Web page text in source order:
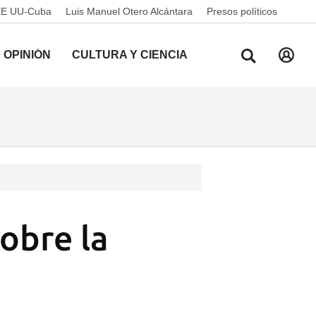
UU-Cuba Luis Manuel Otero Alcántara Presos políticos
OPINIÓN CULTURA Y CIENCIA
la